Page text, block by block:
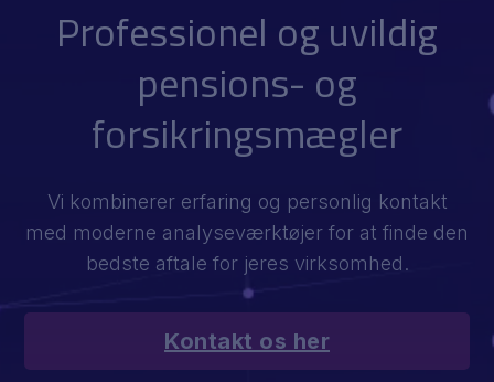
Professionel og uvildig
pensions- og
forsikringsmægler
Vi kombinerer erfaring og personlig kontakt
med moderne analyseværktøjer for at finde den
bedste aftale for jeres virksomhed.
Kontakt os her